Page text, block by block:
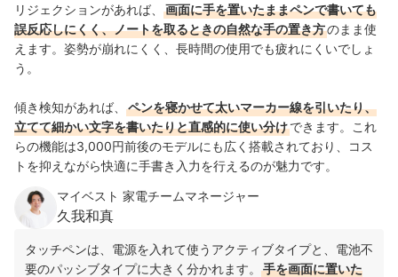
リジェクションがあれば、
画面に手を置いたままペンで書いても
誤反応しにくく、ノートを取るときの自然な手の置き方のまま使
えます。姿勢が崩れにくく、長時間の使用でも疲れにくいでしょ
う。
傾き検知があれば、
ペンを寝かせて太いマーカー線を引いたり、
立てて細かい文字を書いたりと直感的に使い分けできます。これ
らの機能は3,000円前後のモデルにも広く搭載されており、コス
トを抑えながら快適に手書き入力を行えるのが魅力です。
マイベスト 家電チームマネージャー
久我和真
タッチペンは、電源を入れて使うアクティブタイプと、電池不
要のパッシブタイプに大きく分かれます。
手を画面に置いた